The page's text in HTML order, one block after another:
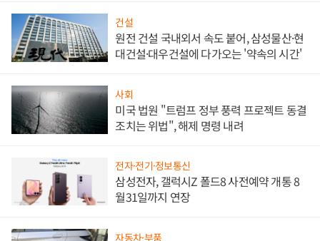
건설
원전 건설 국내외서 속도 붙어, 삼성물산·현
대건설·대우건설에 다가오는 '약속의 시간'
사회
미국 법원 "트럼프 정부 풍력 프로젝트 동결
조치는 위법", 해제 명령 내려
전자·전기·정보통신
삼성전자, 갤럭시Z 폴드8 사전예약 개통 8
월31일까지 연장
자동차·부품